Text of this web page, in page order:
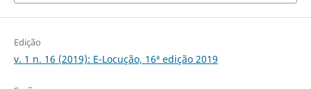
Edição
v. 1 n. 16 (2019): E-Locução, 16ª edição 2019